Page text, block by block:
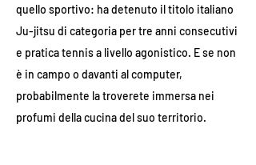
quello sportivo: ha detenuto il titolo italiano
Ju-jitsu di categoria per tre anni consecutivi
e pratica tennis a livello agonistico. E se non
è in campo o davanti al computer,
probabilmente la troverete immersa nei
profumi della cucina del suo territorio.